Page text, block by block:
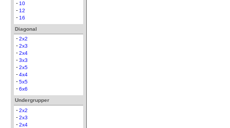
10
12
16
Diagonal
2x2
2x3
2x4
3x3
2x5
4x4
5x5
6x6
Undergrupper
2x2
2x3
2x4